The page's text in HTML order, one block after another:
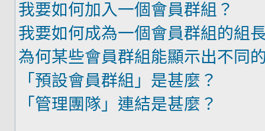
我要如何加入一個會員群組？
我要如何成為一個會員群組的組
為何某些會員群組能顯示出不同
「預設會員群組」是甚麼？
「管理團隊」連結是甚麼？